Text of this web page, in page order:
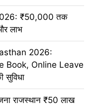
2026: ₹50,000 तक
लाभ
2026:
Book, Online Leave
राजस्थान ₹50 लाख